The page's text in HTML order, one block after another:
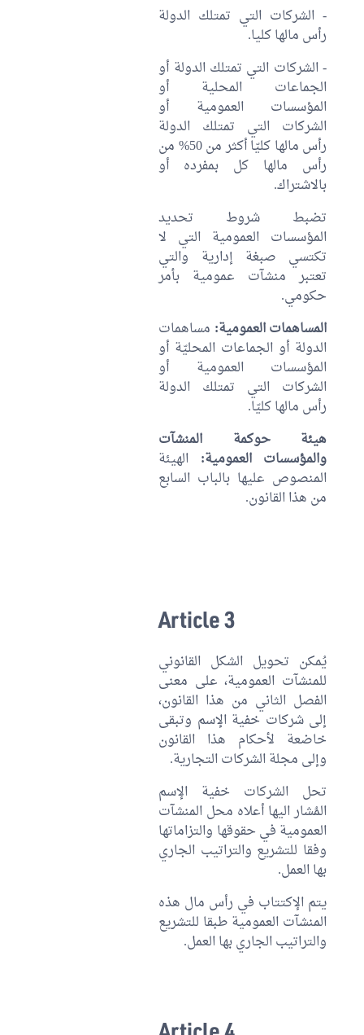
- الشركات التي تمتلك الدولة
رأس مالها كليا.
- الشركات التي تمتلك الدولة أو
الجماعات المحلية أو
المؤسسات العمومية أو
الشركات التي تمتلك الدولة
رأس مالها كليّا أكثر من 50% من
رأس مالها كل بمفرده أو
بالاشتراك.
تضبط شروط تحديد
المؤسسات العمومية التي لا
تكتسي صبغة إدارية والتي
تعتبر منشآت عمومية بأمر
حكومي.
المساهمات العمومية: مساهمات
الدولة أو الجماعات المحليّة أو
المؤسسات العمومية أو
الشركات التي تمتلك الدولة
رأس مالها كليّا.
هيئة حوكمة المنشآت
والمؤسسات العمومية: الهيئة
المنصوص عليها بالباب السابع
من هذا القانون.
Article 3
يُمكن تحويل الشكل القانوني
للمنشآت العمومية، على معنى
الفصل الثاني من هذا القانون،
إلى شركات خفية الإسم وتبقى
خاضعة لأحكام هذا القانون
وإلى مجلة الشركات التجارية.
تحل الشركات خفية الإسم
المُشار اليها أعلاه محل المنشآت
العمومية في حقوقها والتزاماتها
وفقا للتشريع والتراتيب الجاري
بها العمل.
يتم الإكتتاب في رأس مال هذه
المنشآت العمومية طبقا للتشريع
والتراتيب الجاري بها العمل.